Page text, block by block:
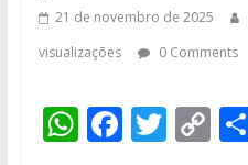
21 de novembro de 2025
visualizações
0 Comments
W F T C